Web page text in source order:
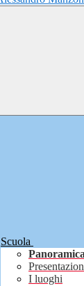
Scuola
Panoramica
I luoghi